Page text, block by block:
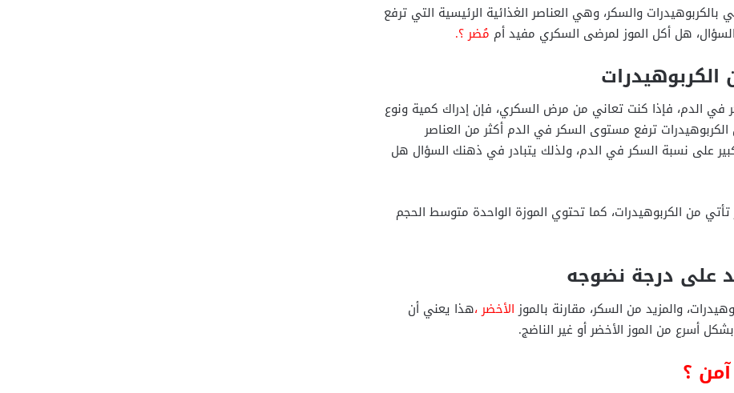
والسكر، وهي العناصر الغذائية الرئيسية التي ترفع
هل أكل الموز لمرضى السكري مفيد أم مُضر ؟.
في الدم، فإذا كنت تعاني من مرض السكري، فإن إدراك كمية ونوع
ترفع مستوى السكر في الدم أكثر من العناصر
على نسبة السكر في الدم، ولذلك يتبادر في ذهنك السؤال هل
في الموز تأتي من الكربوهيدرات، كما تحتوي الموزة الواحدة متوسط ​​الحجم
على درجة نضوجه
والمزيد من السكر، مقارنة بالموزالأخضر ،هذا يعني أن
بشكل أسرع من الموز الأخضر أو ​​غير الناضج.
آمن ؟